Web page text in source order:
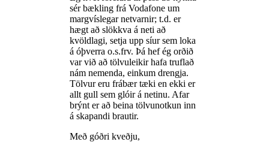
sér bækling frá Vodafone um
margvíslegar netvarnir; t.d. er
hægt að slökkva á neti að
kvöldlagi, setja upp síur sem loka
á óþverra o.s.frv. Þá hef ég orðið
var við að tölvuleikir hafa truflað
nám nemenda, einkum drengja.
Tölvur eru frábær tæki en ekki er
allt gull sem glóir á netinu. Afar
brýnt er að beina tölvunotkun inn
á skapandi brautir.
Með góðri kveðju,